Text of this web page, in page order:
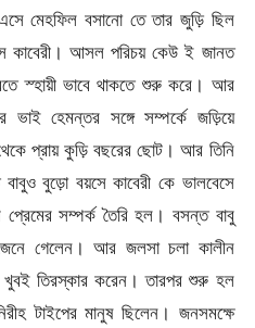
মেহফিল বসানো তে তার জুড়ি ছিল
আসল পরিচয় কেউ ই জানত
স্হায়ী ভাবে থাকতে শুরু করে। আর
ভাই হেমন্তর সঙ্গে সম্পর্কে জড়িয়ে
প্রায় কুড়ি বছরের ছোট। আর তিনি
বুড়ো বয়সে কাবেরী কে ভালবেসে
সম্পর্ক তৈরি হল। বসন্ত বাবু
গেলেন। আর জলসা চলা কালীন
তিরস্কার করেন। তারপর শুরু হল
টাইপের মানুষ ছিলেন। জনসমক্ষে